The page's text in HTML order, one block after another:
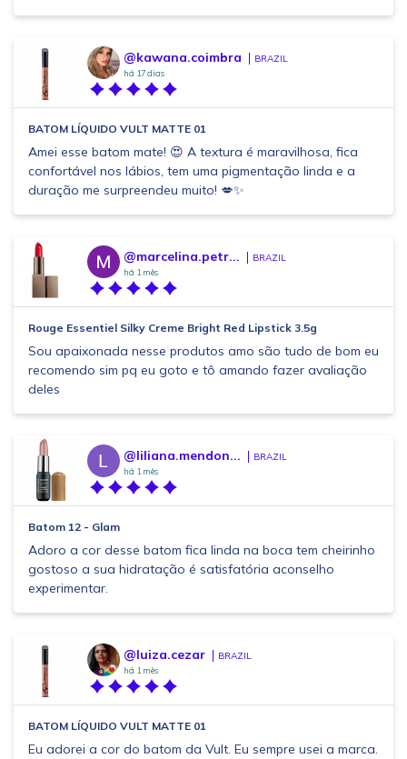
@kawana.coimbra BRAZIL
há 17 dias
BATOM LÍQUIDO VULT MATTE 01
Amei esse batom mate! 😍 A textura é maravilhosa, fica
confortável nos lábios, tem uma pigmentação linda e a
duração me surpreendeu muito! 💋✨
@marcelina.petr... BRAZIL
há 1 mês
Rouge Essentiel Silky Creme Bright Red Lipstick 3.5g
Sou apaixonada nesse produtos amo são tudo de bom eu
recomendo sim pq eu goto e tô amando fazer avaliação
deles
@liliana.mendon... BRAZIL
há 1 mês
Batom 12 - Glam
Adoro a cor desse batom fica linda na boca tem cheirinho
gostoso a sua hidratação é satisfatória aconselho
experimentar.
@luiza.cezar BRAZIL
há 1 mês
BATOM LÍQUIDO VULT MATTE 01
Eu adorei a cor do batom da Vult. Eu sempre usei a marca.